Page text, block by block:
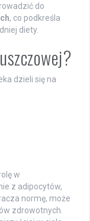
do
, co podkreśla
diety.
dzieli się na
w
z adipocytów,
normę, może
zdrowotnych.